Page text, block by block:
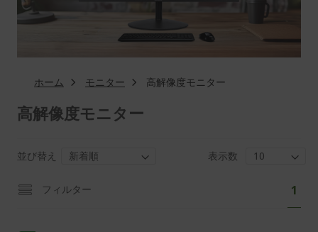
ホーム モニター 高解像度モニター
高解像度モニター
並び替え 表示数
フィルター
ジ
あ
な
1